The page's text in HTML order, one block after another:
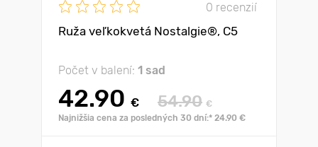
0 recenzií
Ruža veľkokvetá Nostalgie®, C5
Počet v balení: 1 sad
42.90 € 54.90 €
Najnižšia cena za posledných 30 dní:* 24.90 €